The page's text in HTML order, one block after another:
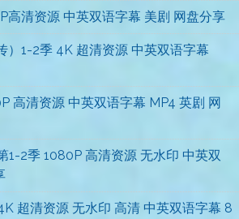
高清资源 中英双语字幕 美剧 网盘分享
）1-2季 4K 超清资源 中英双语字幕
高清资源 中英双语字幕 MP4 英剧 网
1-2季 1080P 高清资源 无水印 中英双
超清资源 无水印 高清 中英双语字幕 8